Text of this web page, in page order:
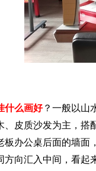
什么画好？一般以山
、皮质沙发为主，搭
板办公桌后面的墙面
方向汇入中间，看起